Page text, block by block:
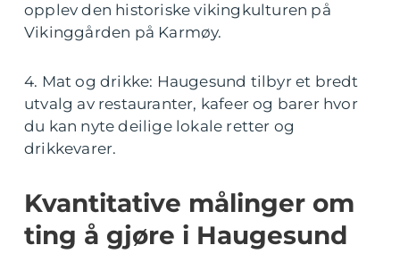
opplev den historiske vikingkulturen på
Vikinggården på Karmøy.
4. Mat og drikke: Haugesund tilbyr et bredt
utvalg av restauranter, kafeer og barer hvor
du kan nyte deilige lokale retter og
drikkevarer.
Kvantitative målinger om
ting å gjøre i Haugesund